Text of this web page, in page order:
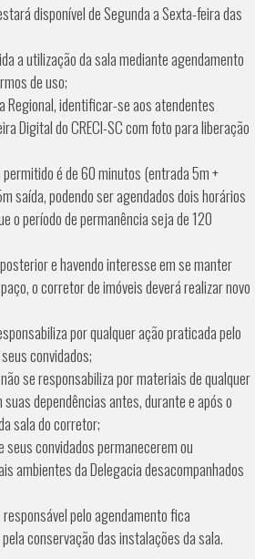
disponível de Segunda a Sexta-feira das
a utilização da sala mediante agendamento
de uso;
Regional, identificar-se aos atendentes
Digital do CRECI-SC com foto para liberação
é de 60 minutos (entrada 5m +
saída, podendo ser agendados dois horários
o período de permanência seja de 120
e havendo interesse em se manter
o corretor de imóveis deverá realizar novo
por qualquer ação praticada pelo
convidados;
se responsabiliza por materiais de qualquer
dependências antes, durante e após o
sala do corretor;
seus convidados permanecerem ou
ambientes da Delegacia desacompanhados
pelo agendamento fica
conservação das instalações da sala.